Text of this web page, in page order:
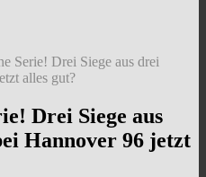
Serie! Drei Siege aus drei
alles gut?
Drei Siege aus
Hannover 96 jetzt